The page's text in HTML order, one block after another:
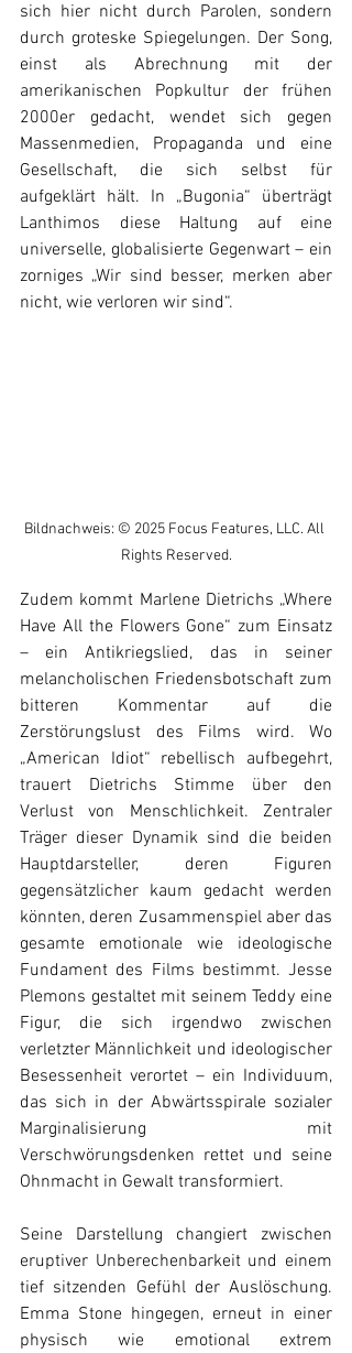
sich hier nicht durch Parolen, sondern
durch groteske Spiegelungen. Der Song,
einst als Abrechnung mit der
amerikanischen Popkultur der frühen
2000er gedacht, wendet sich gegen
Massenmedien, Propaganda und eine
Gesellschaft, die sich selbst für
aufgeklärt hält. In „Bugonia“ überträgt
Lanthimos diese Haltung auf eine
universelle, globalisierte Gegenwart – ein
zorniges „Wir sind besser, merken aber
nicht, wie verloren wir sind“.
Bildnachweis: © 2025 Focus Features, LLC. All
Rights Reserved.
Zudem kommt Marlene Dietrichs „Where
Have All the Flowers Gone“ zum Einsatz
– ein Antikriegslied, das in seiner
melancholischen Friedensbotschaft zum
bitteren Kommentar auf die
Zerstörungslust des Films wird. Wo
„American Idiot“ rebellisch aufbegehrt,
trauert Dietrichs Stimme über den
Verlust von Menschlichkeit. Zentraler
Träger dieser Dynamik sind die beiden
Hauptdarsteller, deren Figuren
gegensätzlicher kaum gedacht werden
könnten, deren Zusammenspiel aber das
gesamte emotionale wie ideologische
Fundament des Films bestimmt. Jesse
Plemons gestaltet mit seinem Teddy eine
Figur, die sich irgendwo zwischen
verletzter Männlichkeit und ideologischer
Besessenheit verortet – ein Individuum,
das sich in der Abwärtsspirale sozialer
Marginalisierung mit
Verschwörungsdenken rettet und seine
Ohnmacht in Gewalt transformiert.
Seine Darstellung changiert zwischen
eruptiver Unberechenbarkeit und einem
tief sitzenden Gefühl der Auslöschung.
Emma Stone hingegen, erneut in einer
physisch wie emotional extrem